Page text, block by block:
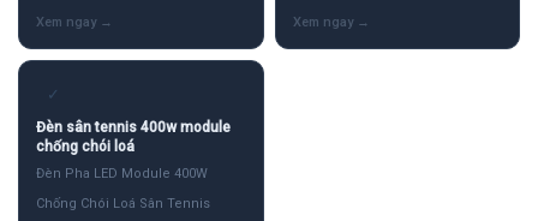
✓
Đèn sân tennis 400w module
chống chói loá
Đèn Pha LED Module 400W
Chống Chói Loá Sân Tennis